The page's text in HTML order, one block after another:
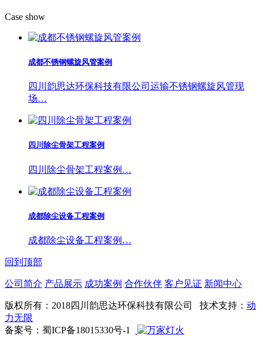
Case show
成都不锈钢螺旋风管案例
四川韵思达环保科技有限公司运输不锈钢螺旋风管现
场…
四川除尘骨架工程案例
四川除尘骨架工程案例…
成都除尘设备工程案例
成都除尘设备工程案例…
回到顶部
公司简介 产品展示 成功案例 合作伙伴 客户见证 新闻中心
版权所有：2018四川韵思达环保科技有限公司 技术支持： 动
力无限
备案号：蜀ICP备18015330号-1